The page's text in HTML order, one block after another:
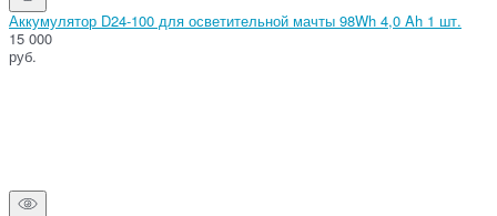
Аккумулятор D24-100 для осветительной мачты 98Wh 4,0 Ah 1 шт.
15 000
руб.